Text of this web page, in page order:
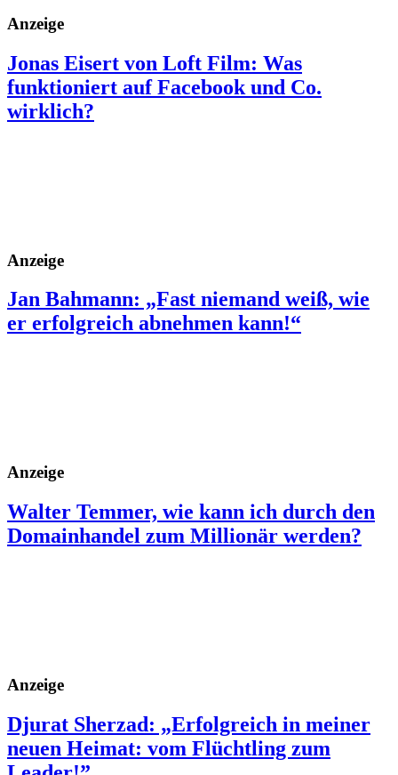
Anzeige
Jonas Eisert von Loft Film: Was
funktioniert auf Facebook und Co.
wirklich?
Anzeige
Jan Bahmann: „Fast niemand weiß, wie
er erfolgreich abnehmen kann!“
Anzeige
Walter Temmer, wie kann ich durch den
Domainhandel zum Millionär werden?
Anzeige
Djurat Sherzad: „Erfolgreich in meiner
neuen Heimat: vom Flüchtling zum